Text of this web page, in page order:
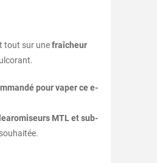
tout sur unefraîcheur
pour vaper ce e-
MTL et sub-